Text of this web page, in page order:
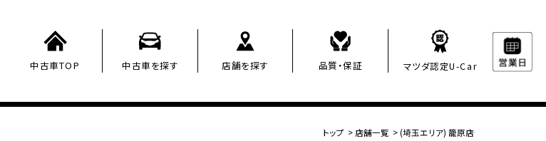
中古車TOP 中古車を探す 店舗を探す 品質・保証 マツダ認定U-Car
トップ > 店舗一覧 >(埼玉エリア) 籠原店